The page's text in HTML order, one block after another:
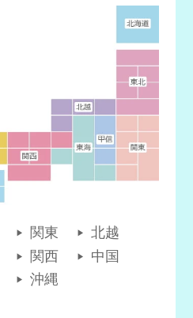
関東
北越
関西
中国
沖縄